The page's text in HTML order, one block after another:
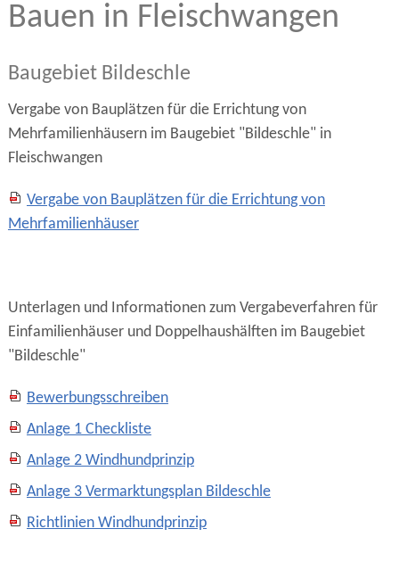
Bauen in Fleischwangen
Baugebiet Bildeschle
Vergabe von Bauplätzen für die Errichtung von
Mehrfamilienhäusern im Baugebiet "Bildeschle" in
Fleischwangen
Vergabe von Bauplätzen für die Errichtung von
Mehrfamilienhäuser
Unterlagen und Informationen zum Vergabeverfahren für
Einfamilienhäuser und Doppelhaushälften im Baugebiet
"Bildeschle"
Bewerbungsschreiben
Anlage 1 Checkliste
Anlage 2 Windhundprinzip
Anlage 3 Vermarktungsplan Bildeschle
Richtlinien Windhundprinzip